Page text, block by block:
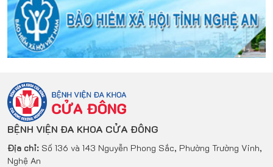
BỆNH VIỆN ĐA KHOA CỬA ĐÔNG
Địa chỉ: Số 136 và 143 Nguyễn Phong Sắc, Phường Trường Vinh,
Nghệ An